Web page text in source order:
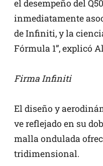
el desempeño del
inmediatamente
de Infiniti, y la
Fórmula 1”, explicó
Firma Infiniti
El diseño y
ve reflejado en su
malla ondulada
tridimensional.